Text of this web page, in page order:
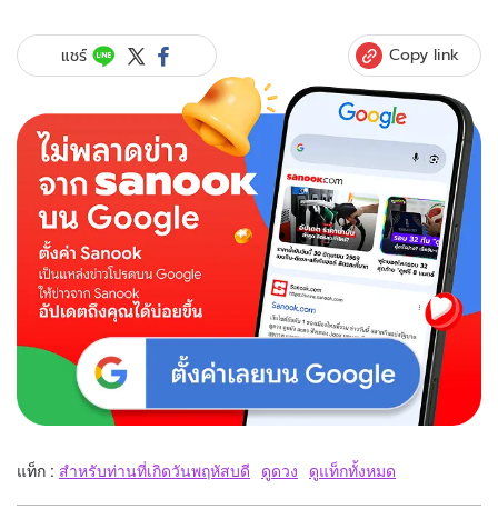
แชร์ Copy link
แท็ก : สำหรับท่านที่เกิดวันพฤหัสบดี ดูดวง ดูแท็กทั้งหมด